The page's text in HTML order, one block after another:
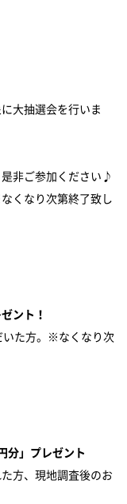
大抽選会を行いま
非ご参加ください♪
くなり次第終了致し
ント！
いた方。※なくなり次
分」プレゼント
方、現地調査後のお